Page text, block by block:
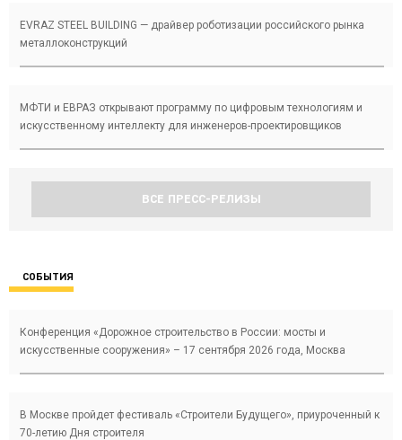
EVRAZ STEEL BUILDING — драйвер роботизации российского рынка
металлоконструкций
МФТИ и ЕВРАЗ открывают программу по цифровым технологиям и
искусственному интеллекту для инженеров-проектировщиков
ВСЕ ПРЕСС-РЕЛИЗЫ
СОБЫТИЯ
Конференция «Дорожное строительство в России: мосты и
искусственные сооружения» – 17 сентября 2026 года, Москва
В Москве пройдет фестиваль «Строители Будущего», приуроченный к
70-летию Дня строителя